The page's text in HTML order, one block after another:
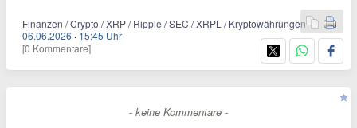
Finanzen / Crypto / XRP / Ripple / SEC / XRPL / Kryptowährungen
06.06.2026 · 15:45 Uhr
[0 Kommentare]
- keine Kommentare -